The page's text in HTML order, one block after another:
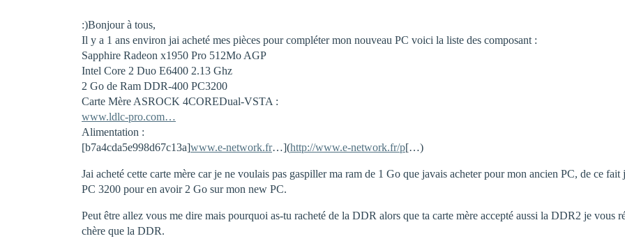
:)Bonjour à tous,
Il y a 1 ans environ jai acheté mes pièces pour compléter mon nouveau PC voici la liste des composant :
Sapphire Radeon x1950 Pro 512Mo AGP
Intel Core 2 Duo E6400 2.13 Ghz
2 Go de Ram DDR-400 PC3200
Carte Mère ASROCK 4COREDual-VSTA :
www.ldlc-pro.com…
Alimentation :
[b7a4cda5e998d67c13a]www.e-network.fr…](http://www.e-network.fr/p[…)
Jai acheté cette carte mère car je ne voulais pas gaspiller ma ram de 1 Go que javais acheter pour mon ancien PC, de ce
PC 3200 pour en avoir 2 Go sur mon new PC.
Peut être allez vous me dire mais pourquoi as-tu racheté de la DDR alors que ta carte mère accepté aussi la DDR2 je vous
chère que la DDR.